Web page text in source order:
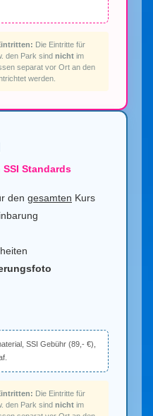
Die Eintritte für
den Park sind nicht im
separat vor Ort an den
werden.
Standards
den gesamten Kurs
SSI Gebühr (89,- €),
Die Eintritte für
den Park sind nicht im